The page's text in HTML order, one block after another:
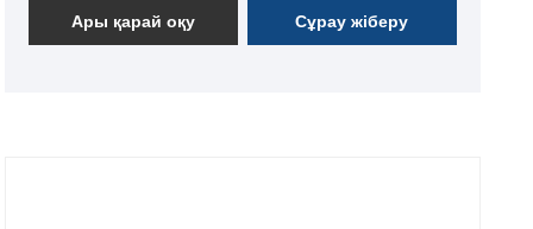
Ары қарай оқу Сұрау жіберу